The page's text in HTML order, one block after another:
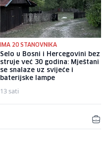
IMA 20 STANOVNIKA
Selo u Bosni i Hercegovini bez
struje već 30 godina: Mještani
se snalaze uz svijeće i
baterijske lampe
13 sati